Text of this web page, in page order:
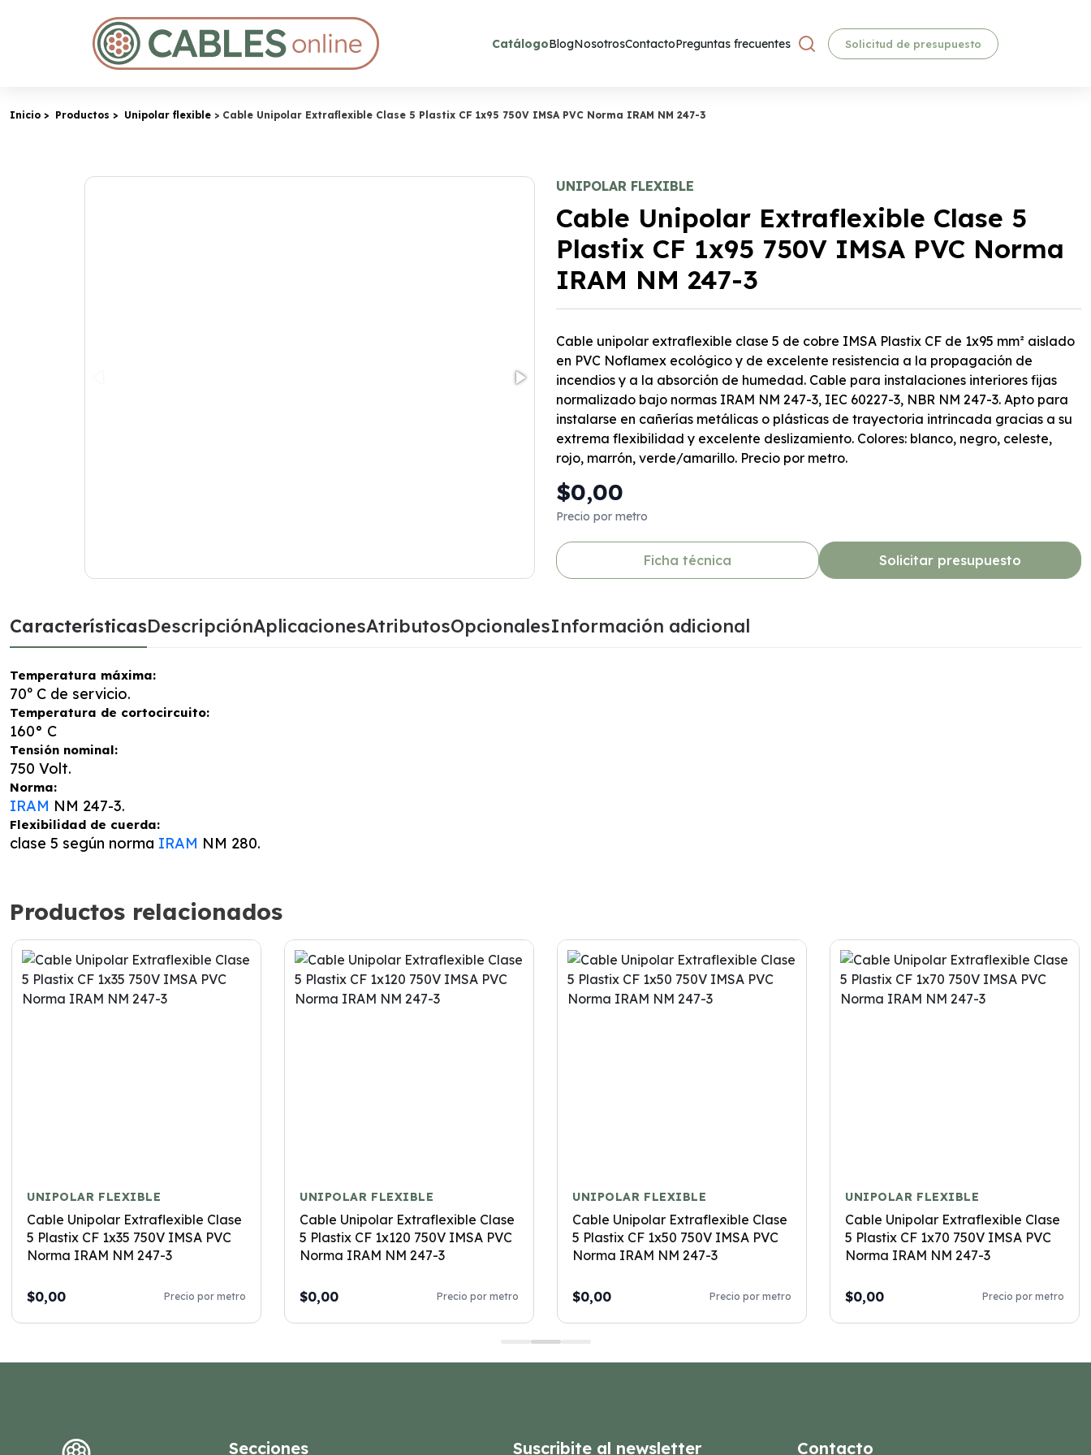
CatálogoBlogNosotrosContactoPreguntas frecuentes Solicitud de presupuesto
Inicio Productos Unipolar flexible Cable Unipolar Extraflexible Clase 5 Plastix CF 1x95 750V IMSA PVC Norma IRAM NM 247-3
UNIPOLAR FLEXIBLE
Cable Unipolar Extraflexible Clase 5
Plastix CF 1x95 750V IMSA PVC Norma
IRAM NM 247-3
Cable unipolar extraflexible clase 5 de cobre IMSA Plastix CF de 1x95 mm² aislado
en PVC Noflamex ecológico y de excelente resistencia a la propagación de
incendios y a la absorción de humedad. Cable para instalaciones interiores fijas
normalizado bajo normas IRAM NM 247-3, IEC 60227-3, NBR NM 247-3. Apto para
instalarse en cañerías metálicas o plásticas de trayectoria intrincada gracias a su
extrema flexibilidad y excelente deslizamiento. Colores: blanco, negro, celeste,
rojo, marrón, verde/amarillo. Precio por metro.
$0,00
Precio por metro
Ficha técnica Solicitar presupuesto
CaracterísticasDescripciónAplicacionesAtributosOpcionalesInformación adicional
Temperatura máxima:
70º C de servicio.
Temperatura de cortocircuito:
160° C
Tensión nominal:
750 Volt.
Norma:
IRAM NM 247-3.
Flexibilidad de cuerda:
clase 5 según norma IRAM NM 280.
Productos relacionados
UNIPOLAR FLEXIBLE
Cable Unipolar Extraflexible Clase
5 Plastix CF 1x35 750V IMSA PVC
Norma IRAM NM 247-3
$0,00 Precio por metro
UNIPOLAR FLEXIBLE
Cable Unipolar Extraflexible Clase
5 Plastix CF 1x120 750V IMSA PVC
Norma IRAM NM 247-3
$0,00 Precio por metro
UNIPOLAR FLEXIBLE
Cable Unipolar Extraflexible Clase
5 Plastix CF 1x50 750V IMSA PVC
Norma IRAM NM 247-3
$0,00 Precio por metro
UNIPOLAR FLEXIBLE
Cable Unipolar Extraflexible Clase
5 Plastix CF 1x70 750V IMSA PVC
Norma IRAM NM 247-3
$0,00 Precio por metro
Secciones Suscribite al newsletter Contacto